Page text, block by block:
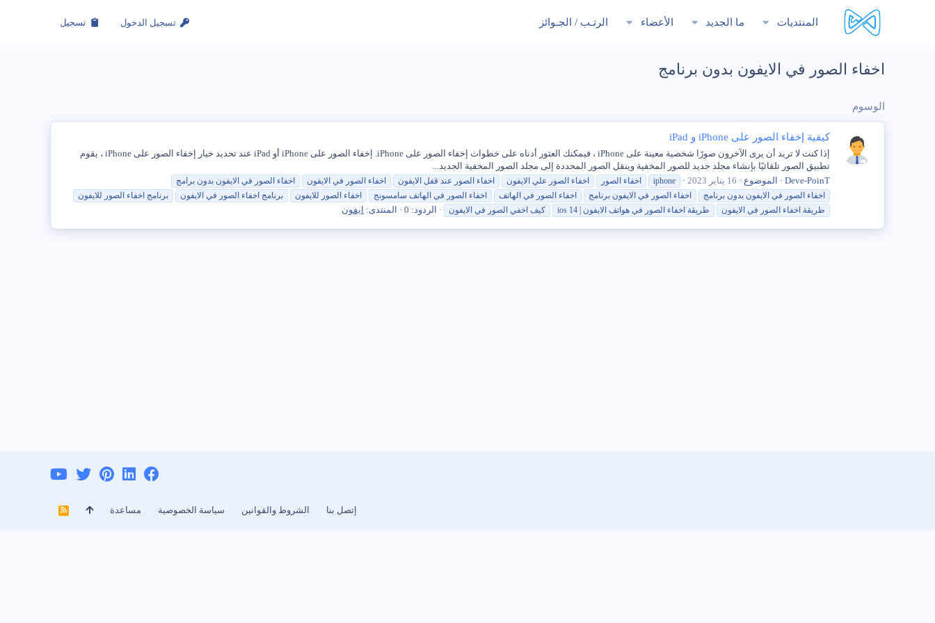
المنتديات ما الجديد الأعضاء الرتـب / الجـوائز تسجيل الدخول تسجيل
اخفاء الصور في الايفون بدون برنامج
الوسوم
كيفية إخفاء الصور على iPhone و iPad
إذا كنت لا تريد أن يرى الآخرون صورًا شخصية معينة على iPhone ، فيمكنك العثور أدناه على خطوات إخفاء الصور على iPhone. إخفاء الصور على iPhone أو iPad عند تحديد خيار إخفاء الصور على iPhone ، يقوم
تطبيق الصور تلقائيًا بإنشاء مجلد جديد للصور المخفية وينقل الصور المحددة إلى مجلد الصور المخفية الجديد...
Deve-PoinT
الموضوع 16 يناير 2023 iphone اخفاء الصور اخفاء الصور علي الايفون اخفاء الصور عند قفل الايفون اخفاء الصور في الايفون اخفاء الصور في الايفون بدون برامج
اخفاء الصور في الايفون بدون برنامج اخفاء الصور في الايفون برنامج اخفاء الصور في الهاتف اخفاء الصور في الهاتف سامسونج اخفاء الصور للايفون برنامج اخفاء الصور في الايفون برنامج اخفاء الصور للايفون
طريقة اخفاء الصور في الايفون طريقة اخفاء الصور في هواتف الايفون | ios 14 كيف اخفي الصور في الايفون الردود: 0 المنتدى: ايفون
إتصل بنا الشروط والقوانين سياسة الخصوصية مساعدة
R